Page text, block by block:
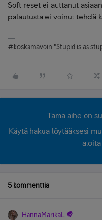
Soft reset ei auttanut
palautusta ei voinut tehdä
#koskamävoin "Stupid is as
Tämä aihe on
Käytä hakua löytääksesi
aloita
5 kommenttia
HannaMarikaL